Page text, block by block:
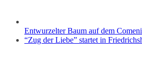
Entwurzelter Baum auf dem
“Zug der Liebe” startet in